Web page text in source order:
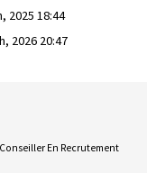
2025 18:44
2026 20:47
Conseiller En Recrutement